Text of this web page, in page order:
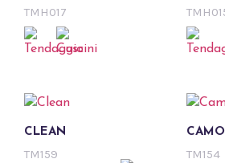
TMH017
CLEAN
TM159 TM154